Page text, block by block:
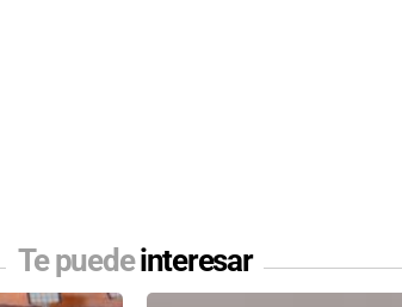
Te puedeinteresar